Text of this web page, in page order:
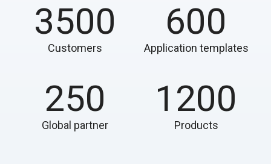
3500
Customers
600
Application templates
250
Global partner
1200
Products